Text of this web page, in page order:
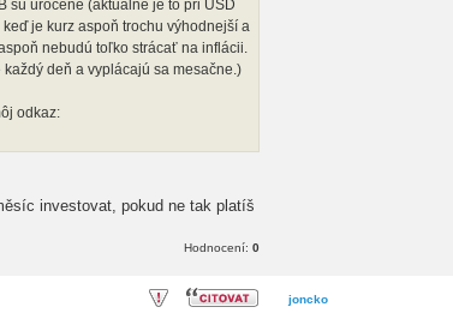
sú úročené (aktuálne je to pri USD
je kurz aspoň trochu výhodnejší a
nebudú toľko strácať na inflácii.
deň a vyplácajú sa mesačne.)
odkaz:
investovat, pokud ne tak platíš
Hodnocení: 0
joncko